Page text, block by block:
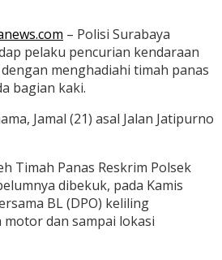
– Polisi Surabaya
pelaku pencurian kendaraan
menghadiahi timah panas
bagian kaki.
Jamal (21) asal Jalan Jatipurno
Timah Panas Reskrim Polsek
dibekuk, pada Kamis
BL (DPO) keliling
dan sampai lokasi